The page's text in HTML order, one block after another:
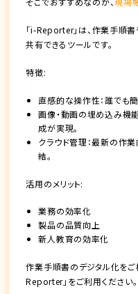
「i-Reporter」は、作業手順書
共有できるツールです。
特徴:
直感的な操作性：誰でも
画像・動画の埋め込み機
成が実現。
クラウド管理：最新の作
結。
活用のメリット:
業務の効率化
製品の品質向上
新人教育の効率化
作業手順書のデジタル化をご
Reporter」をご利用ください。